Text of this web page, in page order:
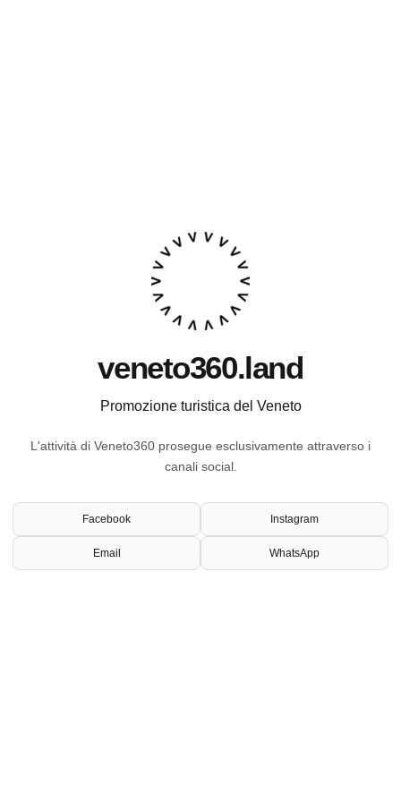
veneto360.land
Promozione turistica del Veneto
L'attività di Veneto360 prosegue esclusivamente attraverso i
canali social.
Facebook Instagram
Email WhatsApp